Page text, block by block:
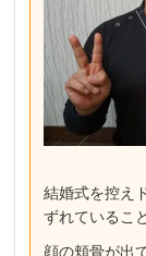
結婚式を控え
ずれているこ
顔の頬骨が出